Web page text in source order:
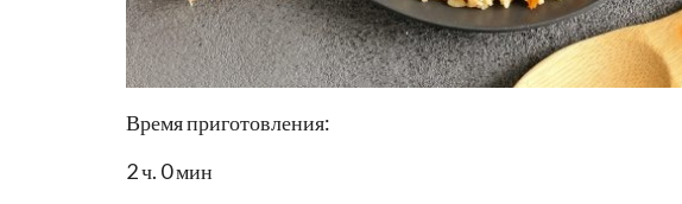
Время приготовления:
2 ч. 0 мин